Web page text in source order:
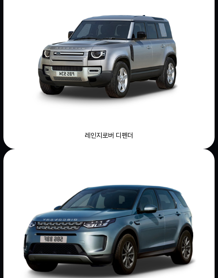
레인지로버 디펜더